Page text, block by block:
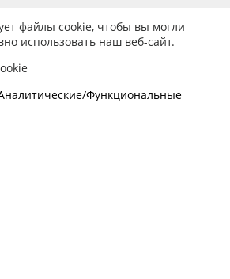
файлы cookie, чтобы вы могли
использовать наш веб-сайт.
Функциональные